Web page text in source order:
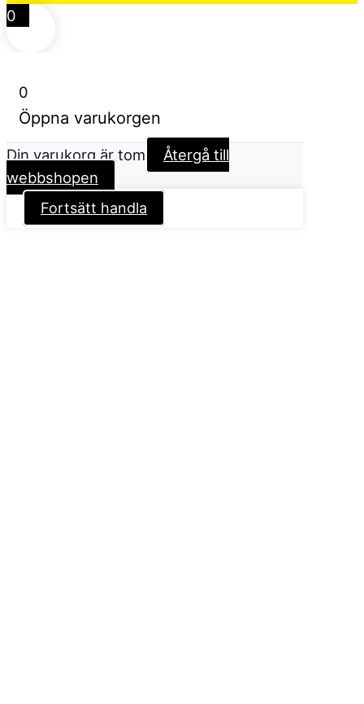
0
0
Öppna varukorgen
Din varukorg är tom
Återgå till
webbshopen
Fortsätt handla